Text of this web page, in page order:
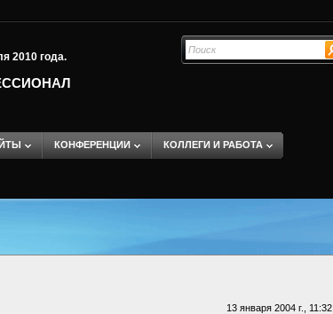
2010 года.
КОНФЕРЕНЦИИ КОЛЛЕГИ И РАБОТА
13 января 2004 г., 11:32